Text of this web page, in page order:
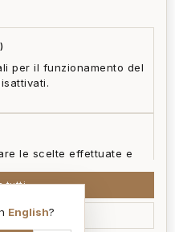
per il funzionamento del
le scelte effettuate e
tutti
English?